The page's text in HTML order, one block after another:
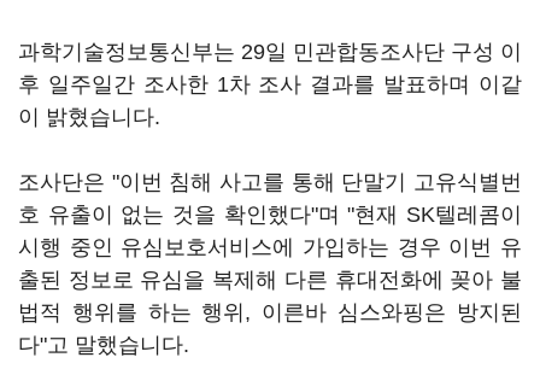
과학기술정보통신부는 29일 민관합동조사단 구성 이
후 일주일간 조사한 1차 조사 결과를 발표하며 이같
이 밝혔습니다.
조사단은 "이번 침해 사고를 통해 단말기 고유식별번
호 유출이 없는 것을 확인했다"며 "현재 SK텔레콤이
시행 중인 유심보호서비스에 가입하는 경우 이번 유
출된 정보로 유심을 복제해 다른 휴대전화에 꽂아 불
법적 행위를 하는 행위, 이른바 심스와핑은 방지된
다"고 말했습니다.